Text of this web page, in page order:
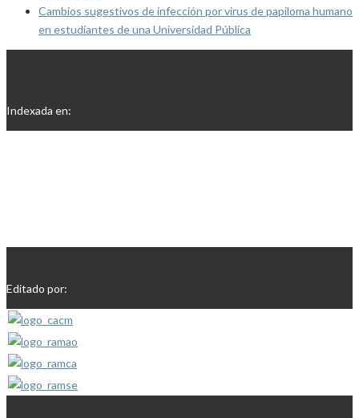
Cambios sugestivos de infección por virus de papiloma humano
en estudiantes de una Universidad Pública
Indexada en:
Editado por: